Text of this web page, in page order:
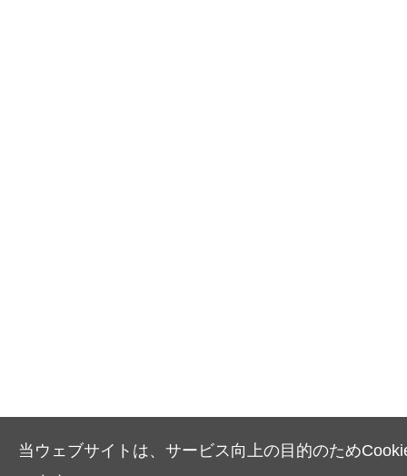
当ウェブサイトは、サービス向上の目的のため